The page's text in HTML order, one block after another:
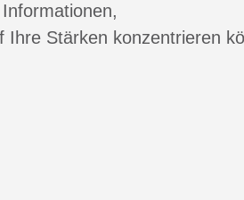
Ihre Stärken konzentrieren